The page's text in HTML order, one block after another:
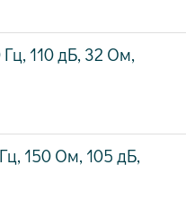
110 дБ, 32 Ом,
150 Ом, 105 дБ,